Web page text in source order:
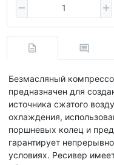
Безмасляный
предназначен для
источника сжатого
охлаждения,
поршневых колец и
гарантирует
условиях. Ресивер